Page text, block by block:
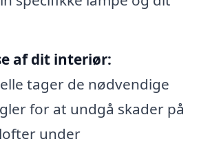
af dit interiør:
tager de nødvendige
for at undgå skader på
under